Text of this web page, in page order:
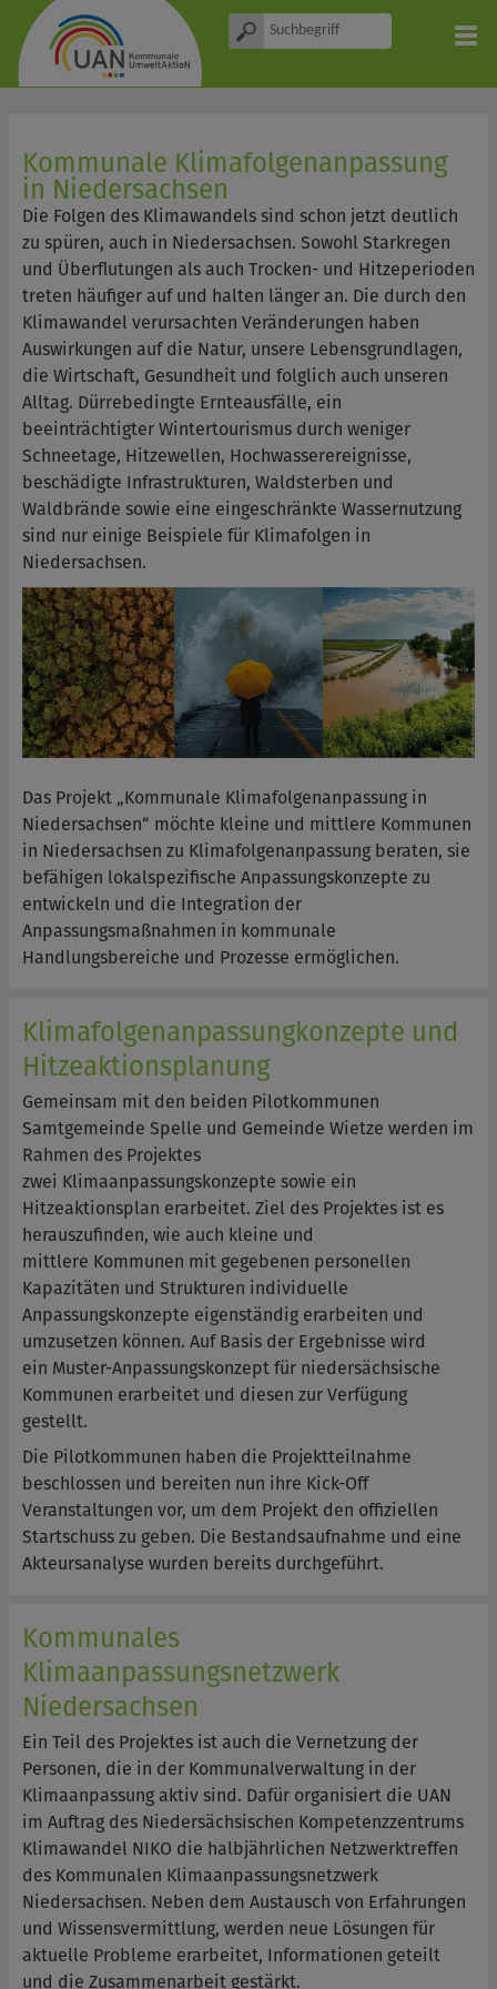
Kommunale Klimafolgenanpassung
in Niedersachsen
Die Folgen des Klimawandels sind schon jetzt deutlich
zu spüren, auch in Niedersachsen. Sowohl Starkregen
und Überflutungen als auch Trocken- und Hitzeperioden
treten häufiger auf und halten länger an. Die durch den
Klimawandel verursachten Veränderungen haben
Auswirkungen auf die Natur, unsere Lebensgrundlagen,
die Wirtschaft, Gesundheit und folglich auch unseren
Alltag. Dürrebedingte Ernteausfälle, ein
beeinträchtigter Wintertourismus durch weniger
Schneetage, Hitzewellen, Hochwasserereignisse,
beschädigte Infrastrukturen, Waldsterben und
Waldbrände sowie eine eingeschränkte Wassernutzung
sind nur einige Beispiele für Klimafolgen in
Niedersachsen.
Das Projekt „Kommunale Klimafolgenanpassung in
Niedersachsen“ möchte kleine und mittlere Kommunen
in Niedersachsen zu Klimafolgenanpassung beraten, sie
befähigen lokalspezifische Anpassungskonzepte zu
entwickeln und die Integration der
Anpassungsmaßnahmen in kommunale
Handlungsbereiche und Prozesse ermöglichen.
Klimafolgenanpassungkonzepte und
Hitzeaktionsplanung
Gemeinsam mit den beiden Pilotkommunen
Samtgemeinde Spelle und Gemeinde Wietze werden im
Rahmen des Projektes
zwei Klimaanpassungskonzepte sowie ein
Hitzeaktionsplan erarbeitet. Ziel des Projektes ist es
herauszufinden, wie auch kleine und
mittlere Kommunen mit gegebenen personellen
Kapazitäten und Strukturen individuelle
Anpassungskonzepte eigenständig erarbeiten und
umzusetzen können. Auf Basis der Ergebnisse wird
ein Muster-Anpassungskonzept für niedersächsische
Kommunen erarbeitet und diesen zur Verfügung
gestellt.
Die Pilotkommunen haben die Projektteilnahme
beschlossen und bereiten nun ihre Kick-Off
Veranstaltungen vor, um dem Projekt den offiziellen
Startschuss zu geben. Die Bestandsaufnahme und eine
Akteursanalyse wurden bereits durchgeführt.
Kommunales
Klimaanpassungsnetzwerk
Niedersachsen
Ein Teil des Projektes ist auch die Vernetzung der
Personen, die in der Kommunalverwaltung in der
Klimaanpassung aktiv sind. Dafür organisiert die UAN
im Auftrag des Niedersächsischen Kompetenzzentrums
Klimawandel NIKO die halbjährlichen Netzwerktreffen
des Kommunalen Klimaanpassungsnetzwerk
Niedersachsen. Neben dem Austausch von Erfahrungen
und Wissensvermittlung, werden neue Lösungen für
aktuelle Probleme erarbeitet, Informationen geteilt
und die Zusammenarbeit gestärkt.